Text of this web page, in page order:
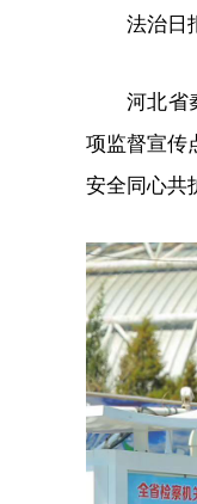
法治日
河北省
项监督宣传
安全同心共